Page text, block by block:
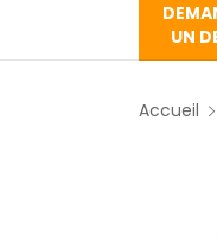
UN
Accueil